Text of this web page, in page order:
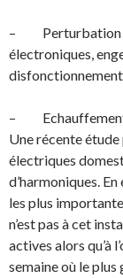
– Perturbation
électroniques,
–
Une récente
électriques
d’harmoniques.
les plus
n’est pas à cet
actives alors qu’à
semaine où le